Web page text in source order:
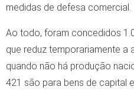
medidas de defesa comercial.
Ao todo, foram concedidos
que reduz temporariamente a
quando não há produção
421 são para bens de capital